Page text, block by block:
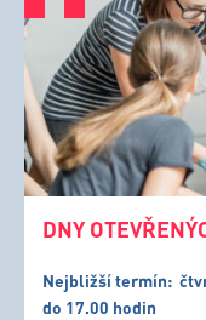
DNY
Nejbližší termín:
do 17.00 hodin